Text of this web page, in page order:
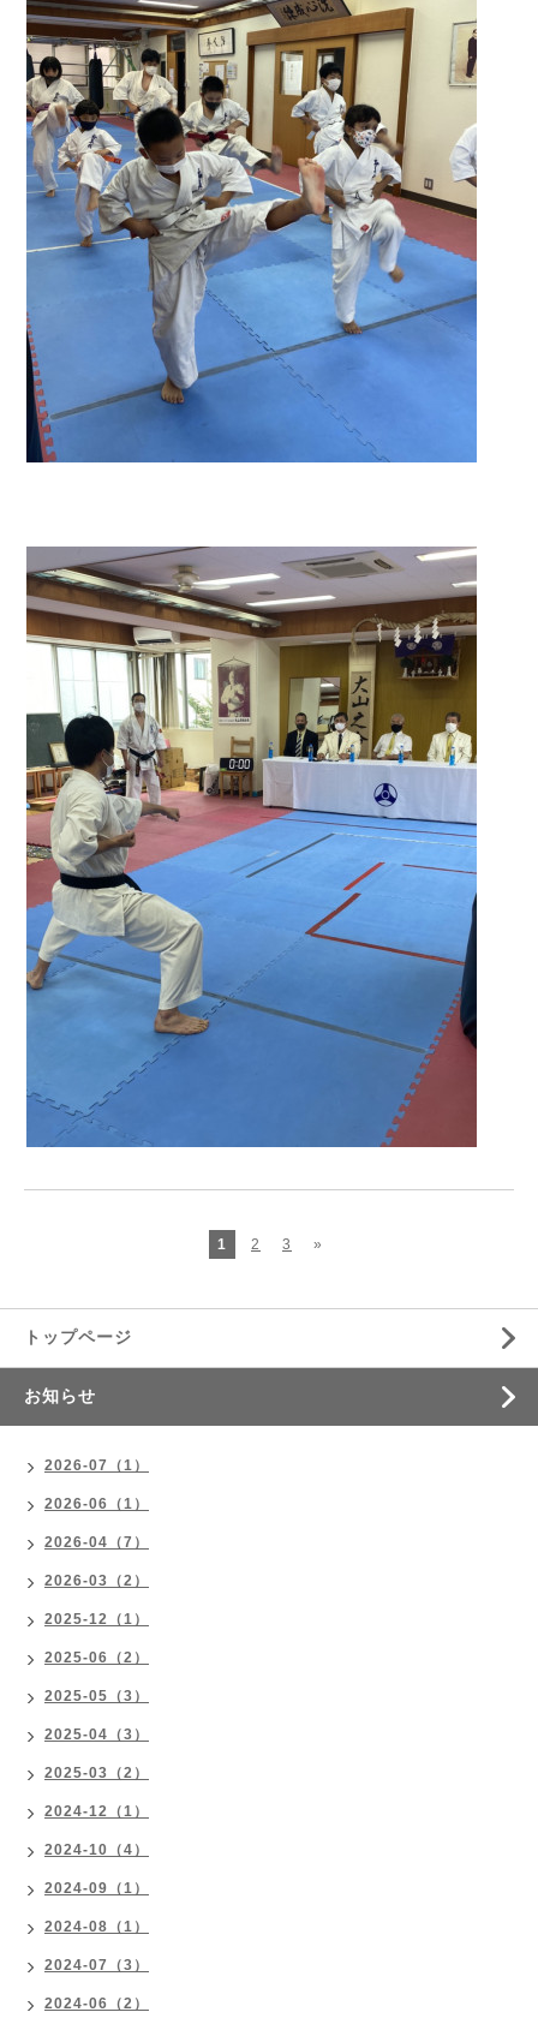
1 2 3 »
トップページ
お知らせ
2026-07（1）
2026-06（1）
2026-04（7）
2026-03（2）
2025-12（1）
2025-06（2）
2025-05（3）
2025-04（3）
2025-03（2）
2024-12（1）
2024-10（4）
2024-09（1）
2024-08（1）
2024-07（3）
2024-06（2）